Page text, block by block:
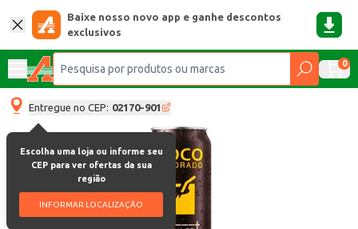
Baixe nosso novo app e ganhe descontos
exclusivos
0
Entregue no CEP: 02170-901
Escolha uma loja ou informe seu
CEP para ver ofertas da sua
região
INFORMAR LOCALIZAÇÃO